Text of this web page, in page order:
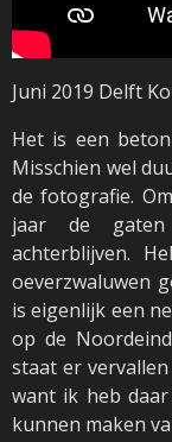
Juni 2019 Delft
Het is een
Misschien wel
de fotografie.
jaar de gaten
achterblijven.
oeverzwaluwen
is eigenlijk een
op de
staat er
want ik heb
kunnen maken